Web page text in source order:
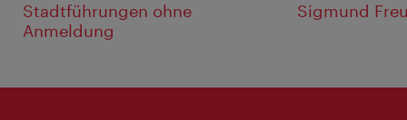
Stadtführungen ohne
Anmeldung
Sigmund